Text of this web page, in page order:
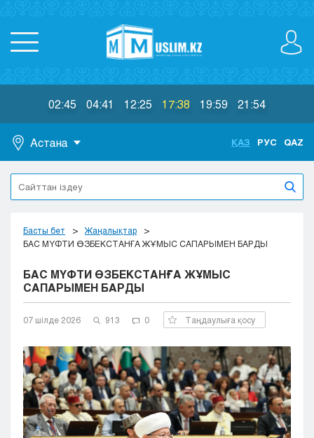
02:45 04:41 12:25 17:38 19:59 21:54
Астана
Астана
Алматы
Актобе
Атырау
Караганда
Кокшетау
Кызылорда
Петропавловск
Семей
Талдыкорган
Тараз
Туркестан
ҚАЗ РУС QAZ
Басты бет
Жаңалықтар
БАС МҮФТИ ӨЗБЕКСТАНҒА ЖҰМЫС САПАРЫМЕН БАРДЫ
БАС МҮФТИ ӨЗБЕКСТАНҒА ЖҰМЫС
САПАРЫМЕН БАРДЫ
07 шілде 2026 913 0 Таңдаулыға қосу